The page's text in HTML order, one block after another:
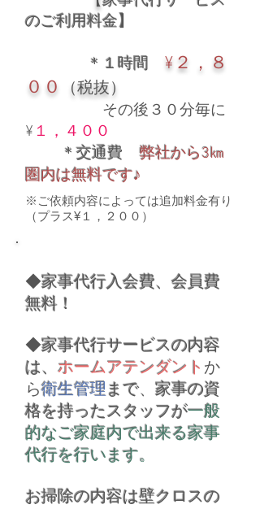
のご利用料金】
＊１時間
¥２，８
００
（税抜）
その後３０分毎に
¥ １，４００
＊交通費
弊社から3㎞
圏内は無料です♪
​※ ​ご依頼内容によっては追加料金有り
（プラス¥１，２００）
◆家事代行入会費、会員費
無料！
◆家事代行サービスの内容
は、 ホームアテンダント か
ら衛生管理まで、 家事の資
格を持ったスタッフが一般
的なご家庭内で出来る家事
代行を行います。
お掃除の内容は壁クロスの